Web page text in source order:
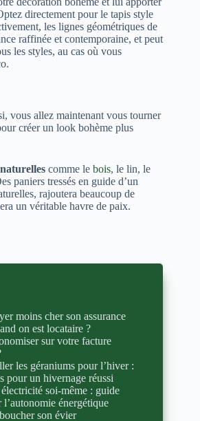
directement pour le tapis style
les lignes géométriques de
raffinée et contemporaine, et peut
les styles, au cas où vous
vous allez maintenant vous tourner
créer un look bohème plus
comme le bois, le lin, le
paniers tressés en guide d’un
rajoutera beaucoup de
un véritable havre de paix.
moins cher son assurance
on est locataire ?
sur votre facture
les géraniums pour l’hiver :
pour un hivernage réussi
soi-même : guide
énergétique
son évier